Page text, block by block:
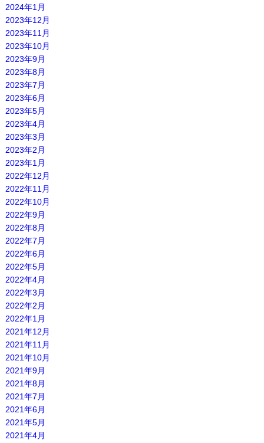
2024年1月
2023年12月
2023年11月
2023年10月
2023年9月
2023年8月
2023年7月
2023年6月
2023年5月
2023年4月
2023年3月
2023年2月
2023年1月
2022年12月
2022年11月
2022年10月
2022年9月
2022年8月
2022年7月
2022年6月
2022年5月
2022年4月
2022年3月
2022年2月
2022年1月
2021年12月
2021年11月
2021年10月
2021年9月
2021年8月
2021年7月
2021年6月
2021年5月
2021年4月